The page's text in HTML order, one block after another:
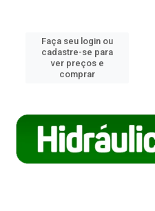
Faça seu login ou
cadastre-se para
ver preços e
comprar